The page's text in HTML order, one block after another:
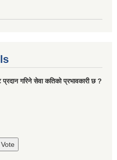
प्रदान गरिने सेवा कतिको प्रभावकारी छ ?